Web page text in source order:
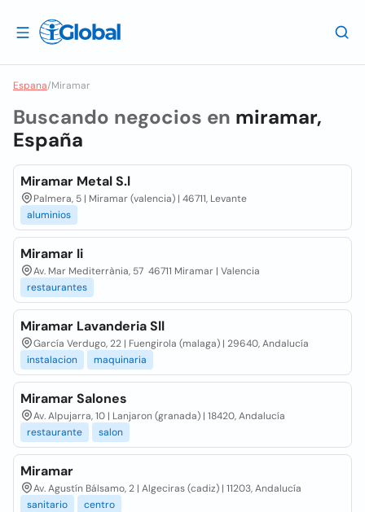
Espana/Miramar
Buscando negocios en miramar,
España
Miramar Metal S.l
Palmera, 5 | Miramar (valencia) | 46711, Levante
aluminios
Miramar Ii
Av. Mar Mediterrània, 57 46711 Miramar | Valencia
restaurantes
Miramar Lavanderia Sll
García Verdugo, 22 | Fuengirola (malaga) | 29640, Andalucía
instalacion
maquinaria
Miramar Salones
Av. Alpujarra, 10 | Lanjaron (granada) | 18420, Andalucía
restaurante
salon
Miramar
Av. Agustín Bálsamo, 2 | Algeciras (cadiz) | 11203, Andalucía
sanitario
centro